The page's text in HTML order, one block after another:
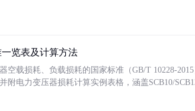
览表及计算方法
空载损耗、负载损耗的国家标准（GB/T 10228-
附电力变压器损耗计算实例表格，涵盖SCB10/